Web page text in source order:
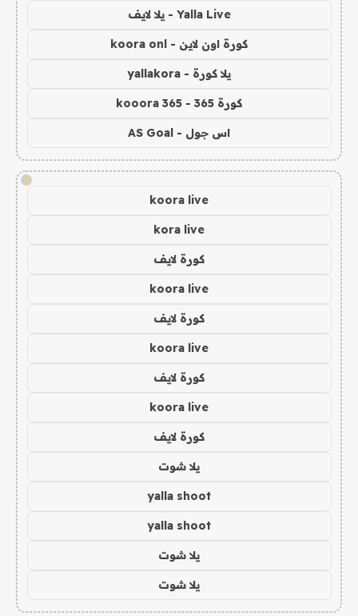
Yalla Live - يلا لايف
كورة اون لاين - koora onl
يلا كورة - yallakora
كورة 365 - kooora 365
اس جول - AS Goal
!
koora live
kora live
كورة لايف
koora live
كورة لايف
koora live
كورة لايف
koora live
كورة لايف
يلا شوت
yalla shoot
yalla shoot
يلا شوت
يلا شوت